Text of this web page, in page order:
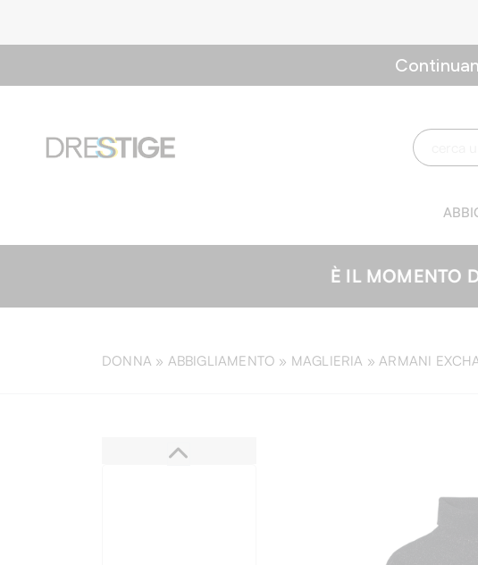
È IL MOMENTO DI ACQUISTARE| -20% sul tuo
DONNA » ABBIGLIAMENTO » MAGLIERIA »ARMANI